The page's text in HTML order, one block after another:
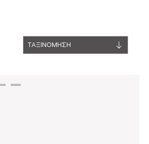
ΤΑΞΙΝΟΜΗΣΗ